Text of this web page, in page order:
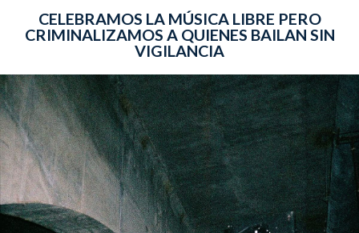
CELEBRAMOS LA MÚSICA LIBRE PERO
CRIMINALIZAMOS A QUIENES BAILAN SIN
VIGILANCIA